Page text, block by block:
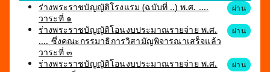
ร่างพระราชบัญญัติโรงแรม (ฉบับที่ ..) พ.ศ. ....
วาระที่ ๑
ผ่าน
ร่างพระราชบัญญัติโอนงบประมาณรายจ่าย พ.ศ.
.... ซึ่งคณะกรรมาธิการวิสามัญพิจารณาเสร็จแล้ว
วาระที่ ๓
ผ่าน
ร่างพระราชบัญญัติโอนงบประมาณรายจ่าย พ.ศ.
ผ่าน